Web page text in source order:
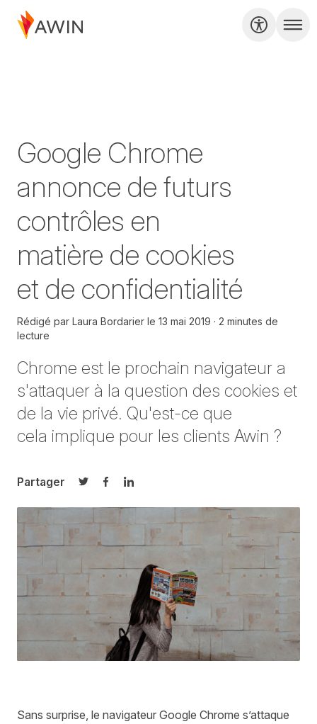
Google Chrome
annonce de futurs
contrôles en
matière de cookies
et de confidentialité
Rédigé par Laura Bordarier le 13 mai 2019
2 minutes de
lecture
Chrome est le prochain navigateur a
s'attaquer à la question des cookies et
de la vie privé. Qu'est-ce que
cela implique pour les clients Awin ?
Partager
Partager sur Twitter
Partager sur Facebook
Partager sur LinkedIn
Sans surprise, le navigateur Google Chrome s’attaque